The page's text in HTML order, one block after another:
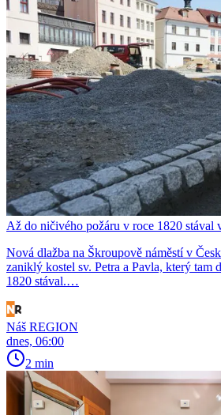
Až do ničivého požáru v roce 1820 stával
Nová dlažba na Škroupově náměstí v
zaniklý kostel sv. Petra a Pavla, který tam
1820 stával.…
Náš REGION
dnes, 06:00
2 min